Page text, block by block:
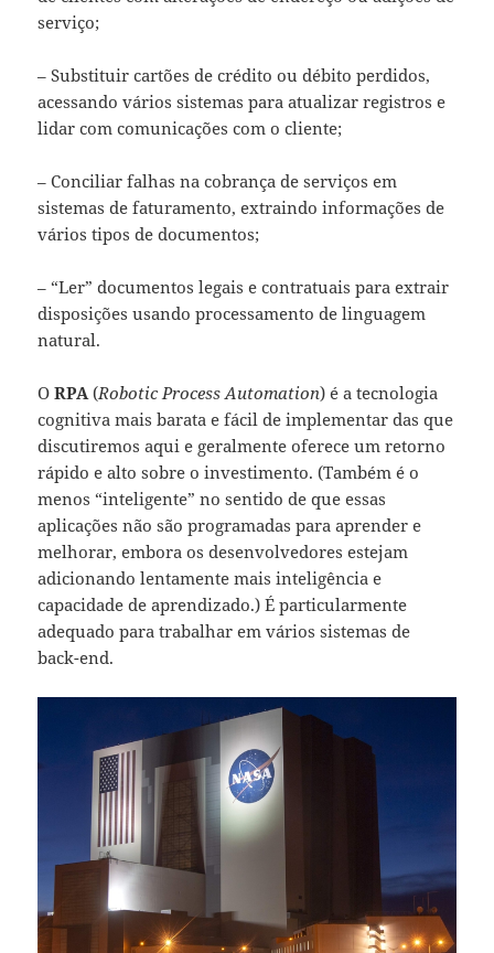
serviço;
– Substituir cartões de crédito ou débito perdidos,
acessando vários sistemas para atualizar registros e
lidar com comunicações com o cliente;
– Conciliar falhas na cobrança de serviços em
sistemas de faturamento, extraindo informações de
vários tipos de documentos;
– “Ler” documentos legais e contratuais para extrair
disposições usando processamento de linguagem
natural.
ORPA(Robotic Process Automation) é a tecnologia
cognitiva mais barata e fácil de implementar das que
discutiremos aqui e geralmente oferece um retorno
rápido e alto sobre o investimento. (Também é o
menos “inteligente” no sentido de que essas
aplicações não são programadas para aprender e
melhorar, embora os desenvolvedores estejam
adicionando lentamente mais inteligência e
capacidade de aprendizado.) É particularmente
adequado para trabalhar em vários sistemas de
back-end.